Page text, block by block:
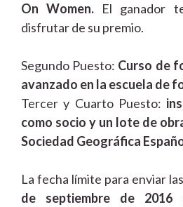
On Women. El ganador
disfrutar de su premio.
Segundo Puesto: Curso de
avanzado en la escuela de
Tercer y Cuarto Puesto:
como socio y un lote de
Sociedad Geográfica
La fecha límite para enviar
de septiembre de